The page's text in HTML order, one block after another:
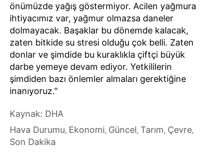
önümüzde yağış göstermiyor. Acilen yağmura
ihtiyacımız var, yağmur olmazsa daneler
dolmayacak. Başaklar bu dönemde kalacak,
zaten bitkide su stresi olduğu çok belli. Zaten
donlar ve şimdide bu kuraklıkla çiftçi büyük
darbe yemeye devam ediyor. Yetkililerin
şimdiden bazı önlemler almaları gerektiğine
inanıyoruz."
Kaynak: DHA
Hava Durumu, Ekonomi, Güncel, Tarım, Çevre,
Son Dakika